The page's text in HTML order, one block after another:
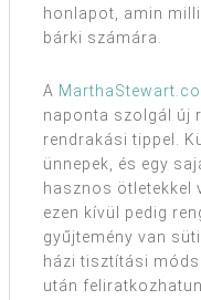
honlapot, amin
bárki számára.
A
naponta szolgál új
rendrakási tippel.
ünnepek, és egy
hasznos ötletekkel
ezen kívül pedig
gyűjtemény van
házi tisztítási
után